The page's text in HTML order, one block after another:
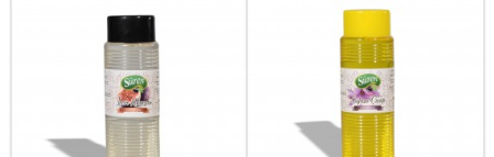
Zeytinyağı